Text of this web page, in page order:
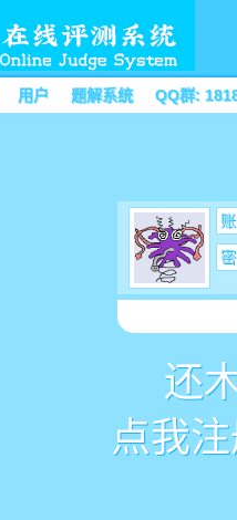
用户 题解系统 QQ群:
还
点我